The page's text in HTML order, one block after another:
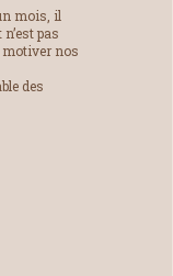
mois, il
pas
motiver nos
des